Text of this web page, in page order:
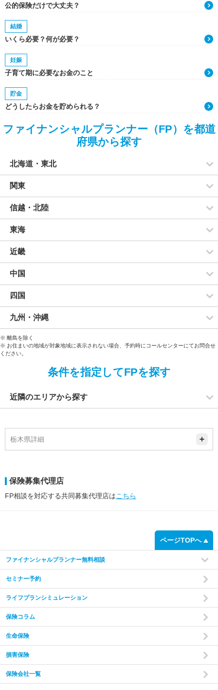
公的保険だけで大丈夫？
結婚
いくら必要？何が必要？
妊娠
子育て期に必要なお金のこと
貯金
どうしたらお金を貯められる？
ファイナンシャルプランナー（FP）を都道
府県から探す
北海道・東北
関東
信越・北陸
東海
近畿
中国
四国
九州・沖縄
※ 離島を除く
※ お住まいの地域が対象地域に表示されない場合、予約時にコールセンターにてお問合せ
ください。
条件を指定してFPを探す
近隣のエリアから探す
栃木県詳細
保険募集代理店
FP相談を対応する共同募集代理店はこちら
ページTOPへ
ファイナンシャルプランナー無料相談
セミナー予約
ライフプランシミュレーション
保険コラム
生命保険
損害保険
保険会社一覧